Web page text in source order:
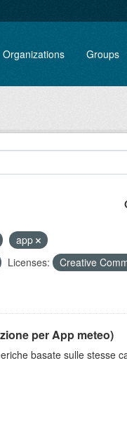
Organizations Groups
app
Licenses: Creative
per App meteo)
basate sulle stesse